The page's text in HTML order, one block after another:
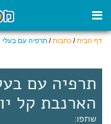
דף הבית/ כתבות/ תרפיה עם
תרפיה עם
הארנבת קל
שתפו: